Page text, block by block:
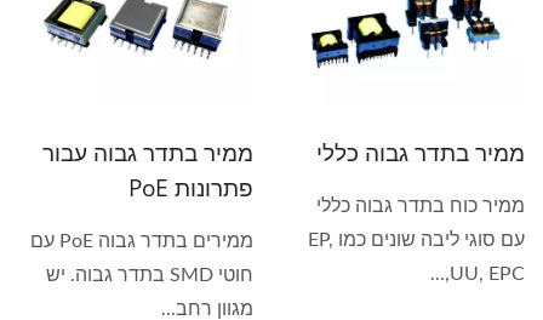
ממיר בתדר גבוה כללי
ממיר כוח בתדר גבוה כללי
עם סוגי ליבה שונים כמו EP,
UU, EPC,...
ממיר בתדר גבוה עבור
פתרונות PoE
ממירים בתדר גבוה PoE עם
חוטי SMD בתדר גבוה. יש
מגוון רחב...